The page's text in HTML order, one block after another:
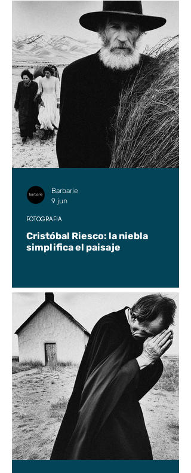
Cristóbal Riesco: la niebla
simplifica el paisaje
FOTOGRAFÍA
Barbarie
9 jun